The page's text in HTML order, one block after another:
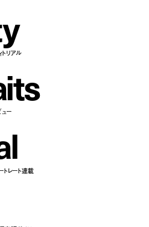
y
リアル
its
ュー
l
トレート連載